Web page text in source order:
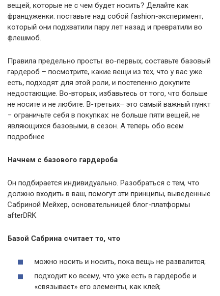
вещей, которые не с чем будет носить? Делайте как
француженки: поставьте над собой fashion-эксперимент,
который они подхватили пару лет назад и превратили во
флешмоб.
Правила предельно просты: во-первых, составьте базовый
гардероб – посмотрите, какие вещи из тех, что у вас уже
есть, подходят для этой роли, и постепенно докупите
недостающие. Во-вторых, избавьтесь от того, что больше
не носите и не любите. В-третьих– это самый важный пункт
– ограничьте себя в покупках: не больше пяти вещей, не
являющихся базовыми, в сезон. А теперь обо всем
подробнее
Начнем с базового гардероба
Он подбирается индивидуально. Разобраться с тем, что
должно входить в ваш, помогут эти принципы, выведенные
Сабриной Мейхер, основательницей блог-платформы
afterDRK
Базой Сабрина считает то, что
можно носить и носить, пока вещь не развалится;
подходит ко всему, что уже есть в гардеробе и
«связывает» его элементы, как клей;